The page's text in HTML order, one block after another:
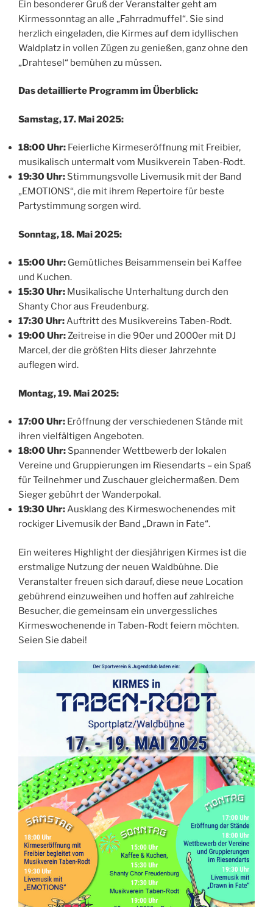
Ein besonderer Gruß der Veranstalter geht am
Kirmessonntag an alle „Fahrradmuffel“. Sie sind
herzlich eingeladen, die Kirmes auf dem idyllischen
Waldplatz in vollen Zügen zu genießen, ganz ohne den
„Drahtesel“ bemühen zu müssen.
Das detaillierte Programm im Überblick:
Samstag, 17. Mai 2025:
18:00 Uhr: Feierliche Kirmeseröffnung mit Freibier,
musikalisch untermalt vom Musikverein Taben-Rodt.
19:30 Uhr: Stimmungsvolle Livemusik mit der Band
„EMOTIONS“, die mit ihrem Repertoire für beste
Partystimmung sorgen wird.
Sonntag, 18. Mai 2025:
15:00 Uhr: Gemütliches Beisammensein bei Kaffee
und Kuchen.
15:30 Uhr: Musikalische Unterhaltung durch den
Shanty Chor aus Freudenburg.
17:30 Uhr:Auftritt des Musikvereins Taben-Rodt.
19:00 Uhr:Zeitreise in die 90er und 2000er mit DJ
Marcel, der die größten Hits dieser Jahrzehnte
auflegen wird.
Montag, 19. Mai 2025:
17:00 Uhr: Eröffnung der verschiedenen Stände mit
ihren vielfältigen Angeboten.
18:00 Uhr: Spannender Wettbewerb der lokalen
Vereine und Gruppierungen im Riesendarts – ein Spaß
für Teilnehmer und Zuschauer gleichermaßen. Dem
Sieger gebührt der Wanderpokal.
19:30 Uhr:Ausklang des Kirmeswochenendes mit
rockiger Livemusik der Band „Drawn in Fate“.
Ein weiteres Highlight der diesjährigen Kirmes ist die
erstmalige Nutzung der neuen Waldbühne. Die
Veranstalter freuen sich darauf, diese neue Location
gebührend einzuweihen und hoffen auf zahlreiche
Besucher, die gemeinsam ein unvergessliches
Kirmeswochenende in Taben-Rodt feiern möchten.
Seien Sie dabei!